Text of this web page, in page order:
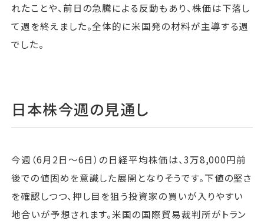
れたことや、前日の急騰による反動もあり、株価は下落し
て週を終えました。全体的に米国発の材料が主導する週
でした。
日本株今週の見通し
今週（6月2日〜6日）の日経平均株価は、3万8,000円前
後での値固めを意識した展開となりそうです。下値の堅さ
を確認しつつ、押し目を狙う投資家の買いが入りやすい
地合いが予想されます。米国の国際貿易裁判所がトラン